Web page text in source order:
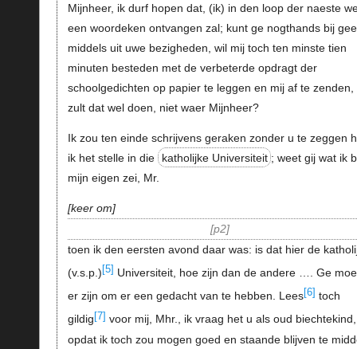
Mijnheer, ik durf hopen dat, (ik) in den loop der naeste
een woordeken ontvangen zal; kunt ge nogthands bij
middels uit uwe bezigheden, wil mij toch ten minste tien
minuten besteden met de verbeterde opdragt der
schoolgedichten op papier te leggen en mij af te zenden,
zult dat wel doen, niet waer Mijnheer?
Ik zou ten einde schrijvens geraken zonder u te zeggen
ik het stelle in die
katholijke Universiteit ; weet gij wat ik
mijn eigen zei, Mr.
keer om
p2
toen ik den eersten avond daar was: is dat hier de
(v.s.p.) [5] Universiteit, hoe zijn dan de andere …. Ge
er zijn om er een gedacht van te hebben. Lees[6] toch
gildig [7] voor mij, Mhr., ik vraag het u als oud biechtekind,
opdat ik toch zou mogen goed en staande blijven te